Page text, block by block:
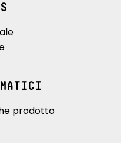
prodotto